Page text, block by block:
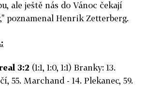
ale ještě nás do Vánoc čekají
poznamenal Henrik Zetterberg.
3:2 (1:1, 1:0, 1:1) Branky: 13.
55. Marchand - 14. Plekanec, 59.